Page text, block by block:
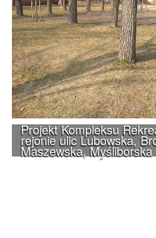
Projekt Kompleksu
rejonie ulic Lubowska,
Maszewska, Myśliborska